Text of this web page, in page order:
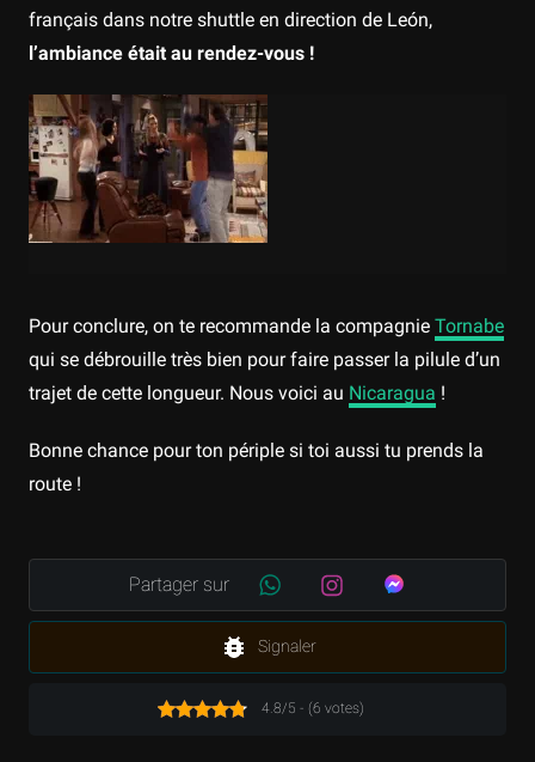
français dans notre shuttle en direction de León,
l’ambiance était au rendez-vous !
Pour conclure, on te recommande la compagnie Tornabe
qui se débrouille très bien pour faire passer la pilule d’un
trajet de cette longueur. Nous voici au Nicaragua !
Bonne chance pour ton périple si toi aussi tu prends la
route !
Partager sur
Signaler
4.8/5 - (6 votes)